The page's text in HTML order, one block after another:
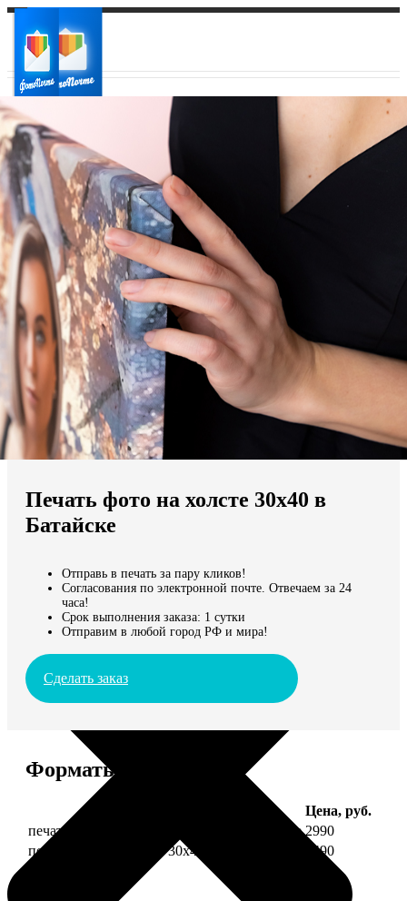
Ваш город:
Ваш регион доставки
Выберите из списка:
Мы доставляем по всему миру
Продолжить без города
Печать фото на холсте 30х40 в
Батайске
Отправь в печать за пару кликов!
Согласования по электронной почте. Отвечаем за 24
часа!
Срок выполнения заказа: 1 сутки
Отправим в любой город РФ и мира!
Сделать заказ
Форматы и цены
Цена, руб.
печать фото на холсте 30х40 на подрамнике 2990
печать фото на холсте 30х40 в раме
5490